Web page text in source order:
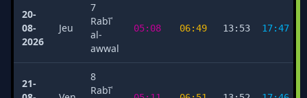
20-
08-
2026
Jeu
7
Rabīʿ
al-
awwal
05:08 06:49 13:53 17:47
21-
8
Rabīʿ